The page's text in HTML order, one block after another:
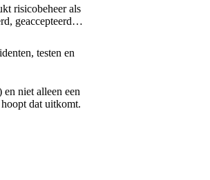
risicobeheer als
geaccepteerd…
testen en
en niet alleen een
dat uitkomt.